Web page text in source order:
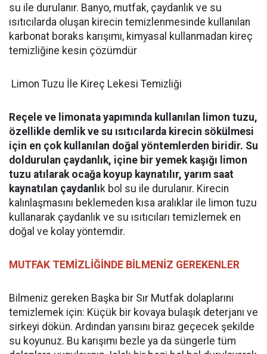
su ile durulanır. Banyo, mutfak, çaydanlık ve su
ısıtıcılarda oluşan kirecin temizlenmesinde kullanılan
karbonat boraks karışımı, kimyasal kullanmadan kireç
temizliğine kesin çözümdür
Limon Tuzu İle Kireç Lekesi Temizliği
Reçele ve limonata yapımında kullanılan limon tuzu,
özellikle demlik ve su ısıtıcılarda kirecin sökülmesi
için en çok kullanılan doğal yöntemlerden biridir. Su
doldurulan çaydanlık, içine bir yemek kaşığı limon
tuzu atılarak ocağa koyup kaynatılır, yarım saat
kaynatılan çaydanlık bol su ile durulanır. Kirecin
kalınlaşmasını beklemeden kısa aralıklar ile limon tuzu
kullanarak çaydanlık ve su ısıtıcıları temizlemek en
doğal ve kolay yöntemdir.
MUTFAK TEMİZLİĞİNDE BİLMENİZ GEREKENLER
Bilmeniz gereken Başka bir Sır Mutfak dolaplarını
temizlemek için: Küçük bir kovaya bulaşık deterjanı ve
sirkeyi dökün. Ardından yarısını biraz geçecek şekilde
su koyunuz. Bu karışımı bezle ya da süngerle tüm